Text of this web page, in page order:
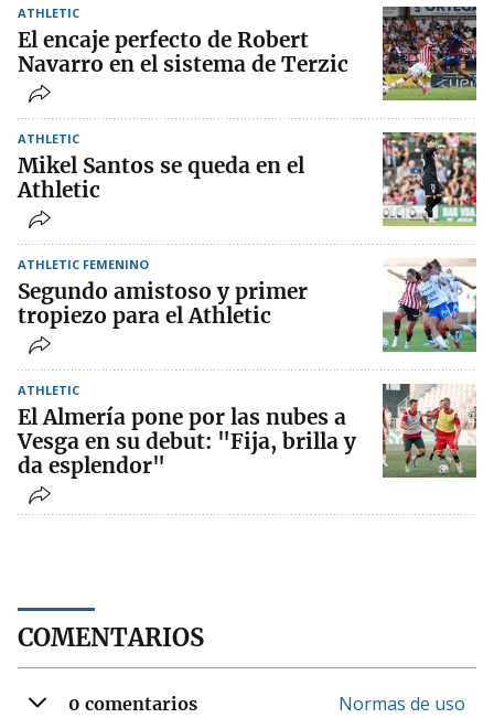
ATHLETIC
El encaje perfecto de Robert
Navarro en el sistema de Terzic
ATHLETIC
Mikel Santos se queda en el
Athletic
ATHLETIC FEMENINO
Segundo amistoso y primer
tropiezo para el Athletic
ATHLETIC
El Almería pone por las nubes a
Vesga en su debut: "Fija, brilla y
da esplendor"
COMENTARIOS
0 comentarios Normas de uso